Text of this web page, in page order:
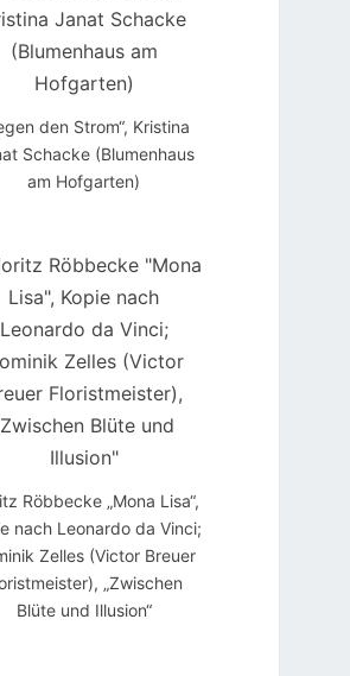
den Strom“, Kristina
Schacke (Blumenhaus
am Hofgarten)
Röbbecke „Mona Lisa“,
nach Leonardo da Vinci;
Zelles (Victor Breuer
„Zwischen
Blüte und Illusion“